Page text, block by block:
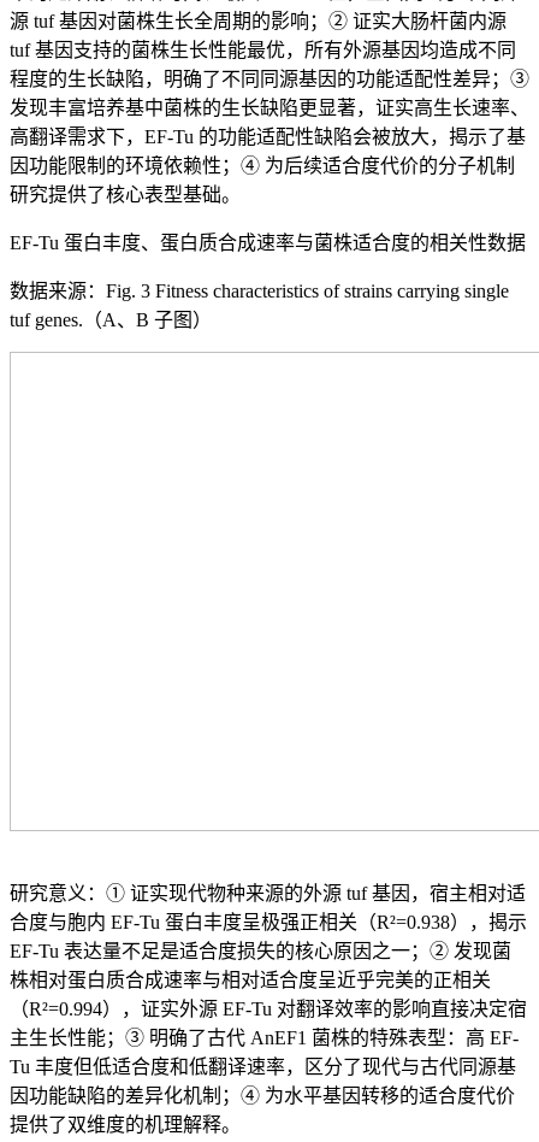
源 tuf 基因对菌株生长全周期的影响；② 证实大肠杆菌内源
tuf 基因支持的菌株生长性能最优，所有外源基因均造成不同
程度的生长缺陷，明确了不同同源基因的功能适配性差异；③
发现丰富培养基中菌株的生长缺陷更显著，证实高生长速率、
高翻译需求下，EF-Tu 的功能适配性缺陷会被放大，揭示了基
因功能限制的环境依赖性；④ 为后续适合度代价的分子机制
研究提供了核心表型基础。
EF-Tu 蛋白丰度、蛋白质合成速率与菌株适合度的相关性数据
数据来源：Fig. 3 Fitness characteristics of strains carrying single
tuf genes.（A、B 子图）
研究意义：① 证实现代物种来源的外源 tuf 基因，宿主相对适
合度与胞内 EF-Tu 蛋白丰度呈极强正相关（R²=0.938），揭示
EF-Tu 表达量不足是适合度损失的核心原因之一；② 发现菌
株相对蛋白质合成速率与相对适合度呈近乎完美的正相关
（R²=0.994），证实外源 EF-Tu 对翻译效率的影响直接决定宿
主生长性能；③ 明确了古代 AnEF1 菌株的特殊表型：高 EF-
Tu 丰度但低适合度和低翻译速率，区分了现代与古代同源基
因功能缺陷的差异化机制；④ 为水平基因转移的适合度代价
提供了双维度的机理解释。